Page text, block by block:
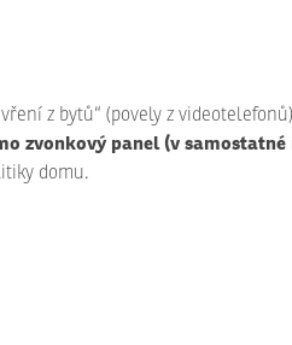
z bytů“ (povely z
zvonkový panel (v
domu.